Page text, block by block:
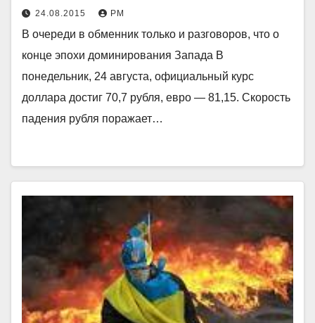
24.08.2015 РМ
В очереди в обменник только и разговоров, что о
конце эпохи доминирования Запада В
понедельник, 24 августа, официальный курс
доллара достиг 70,7 рубля, евро — 81,15. Скорость
падения рубля поражает…